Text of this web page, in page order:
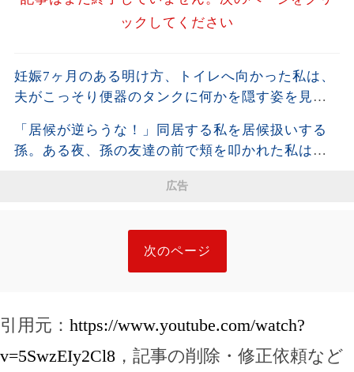
ックしてください
妊娠7ヶ月のある明け方、トイレへ向かった私は、
夫がこっそり便器のタンクに何かを隠す姿を見て
は声も出せず凍りついた――
「居候が逆らうな！」同居する私を居候扱いする
孫。ある夜、孫の友達の前で頬を叩かれた私は静
広告
次のページ
引用元： https://www.youtube.com/watch?
v=5SwzEIy2Cl8 ，記事の削除・修正依頼など